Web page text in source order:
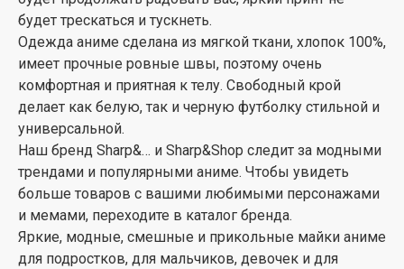
будет трескаться и тускнеть.
Одежда аниме сделана из мягкой ткани, хлопок 100%,
имеет прочные ровные швы, поэтому очень
комфортная и приятная к телу. Свободный крой
делает как белую, так и черную футболку стильной и
универсальной.
Наш бренд Sharp&… и Sharp&Shop следит за модными
трендами и популярными аниме. Чтобы увидеть
больше товаров с вашими любимыми персонажами
и мемами, переходите в каталог бренда.
Яркие, модные, смешные и прикольные майки аниме
для подростков, для мальчиков, девочек и для